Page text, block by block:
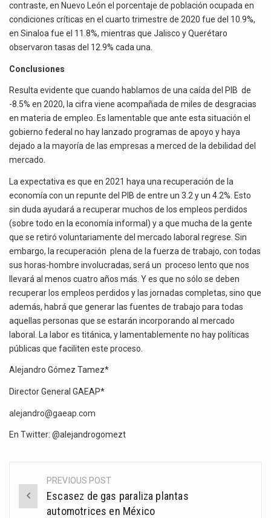
contraste, en Nuevo León el porcentaje de población ocupada en
condiciones críticas en el cuarto trimestre de 2020 fue del 10.9%,
en Sinaloa fue el 11.8%, mientras que Jalisco y Querétaro
observaron tasas del 12.9% cada una.
Conclusiones
Resulta evidente que cuando hablamos de una caída del PIB de
-8.5% en 2020, la cifra viene acompañada de miles de desgracias
en materia de empleo. Es lamentable que ante esta situación el
gobierno federal no hay lanzado programas de apoyo y haya
dejado a la mayoría de las empresas a merced de la debilidad del
mercado.
La expectativa es que en 2021 haya una recuperación de la
economía con un repunte del PIB de entre un 3.2 y un 4.2%. Esto
sin duda ayudará a recuperar muchos de los empleos perdidos
(sobre todo en la economía informal) y a que mucha de la gente
que se retiró voluntariamente del mercado laboral regrese. Sin
embargo, la recuperación plena de la fuerza de trabajo, con todas
sus horas-hombre involucradas, será un proceso lento que nos
llevará al menos cuatro años más. Y es que no sólo se deben
recuperar los empleos perdidos y las jornadas completas, sino que
además, habrá que generar las fuentes de trabajo para todas
aquellas personas que se estarán incorporando al mercado
laboral. La labor es titánica, y lamentablemente no hay políticas
públicas que faciliten este proceso.
Alejandro Gómez Tamez*
Director General GAEAP*
alejandro@gaeap.com
En Twitter: @alejandrogomezt
Post
navigation
PREVIOUS POST
Escasez de gas paraliza plantas
automotrices en México